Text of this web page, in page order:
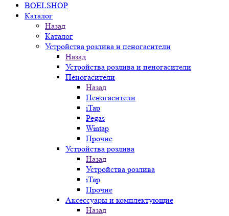
BOELSHOP
Каталог
Назад
Каталог
Устройства розлива и пеногасители
Назад
Устройства розлива и пеногасители
Пеногасители
Назад
Пеногасители
iTap
Pegas
Wintap
Прочие
Устройства розлива
Назад
Устройства розлива
iTap
Прочие
Аксессуары и комплектующие
Назад